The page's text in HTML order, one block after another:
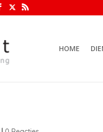
HOME